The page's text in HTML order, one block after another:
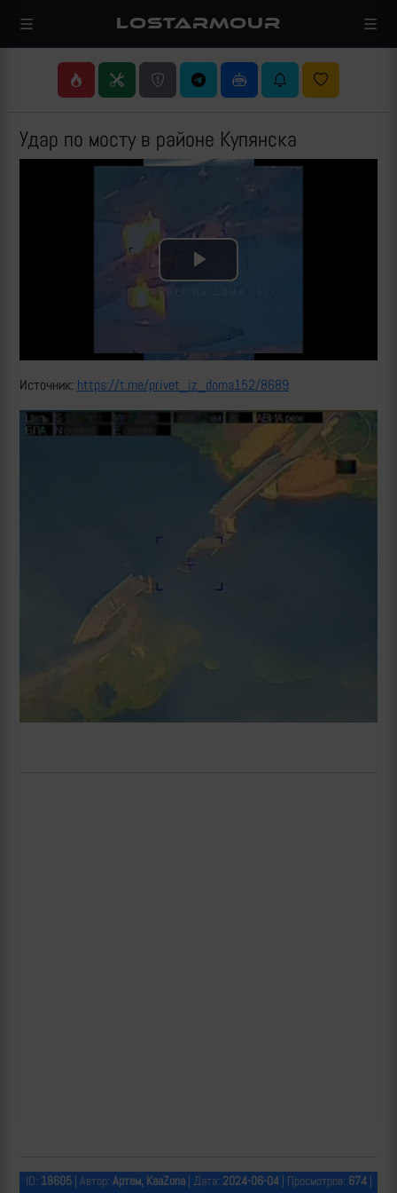
LOSTARMOUR
Удар по мосту в районе Купянска
Play
Источник: https://t.me/privet_iz_doma152/8689
ID: 18605| Автор: Артем, KaaZona| Дата: 2024-06-04| Просмотров: 674|